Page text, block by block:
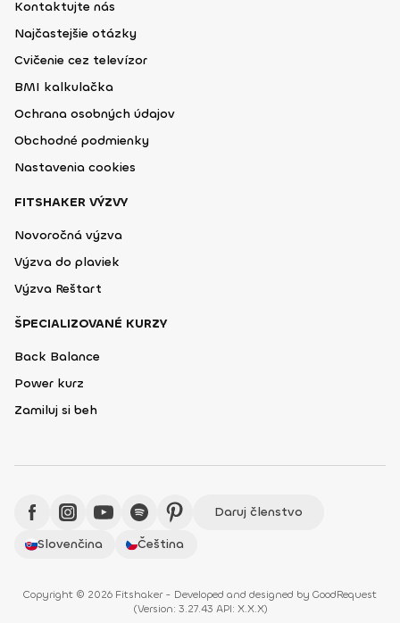
Kontaktujte nás
Najčastejšie otázky
Cvičenie cez televízor
BMI kalkulačka
Ochrana osobných údajov
Obchodné podmienky
Nastavenia cookies
FITSHAKER VÝZVY
Novoročná výzva
Výzva do plaviek
Výzva Reštart
ŠPECIALIZOVANÉ KURZY
Back Balance
Power kurz
Zamiluj si beh
Daruj členstvo
Slovenčina
Čeština
Copyright © 2026 Fitshaker - Developed and designed by GoodRequest
(Version: 3.27.43 API: X.X.X)